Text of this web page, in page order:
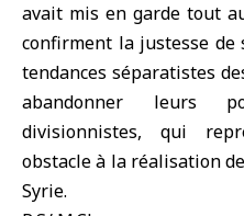
avait mis en garde tout
confirment la justesse de
tendances séparatistes
abandonner leurs
divisionnistes, qui
obstacle à la réalisation
Syrie.